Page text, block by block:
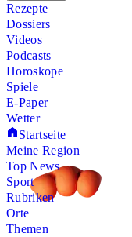
Rezepte
Dossiers
Videos
Podcasts
Horoskope
Spiele
E-Paper
Wetter
Startseite
Meine Region
Top News
Sport
Rubriken
Orte
Themen